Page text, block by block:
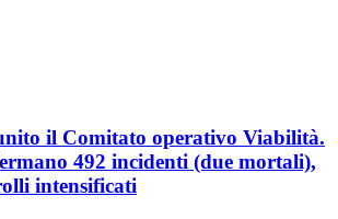
il Comitato operativo Viabilità.
492 incidenti (due mortali),
intensificati